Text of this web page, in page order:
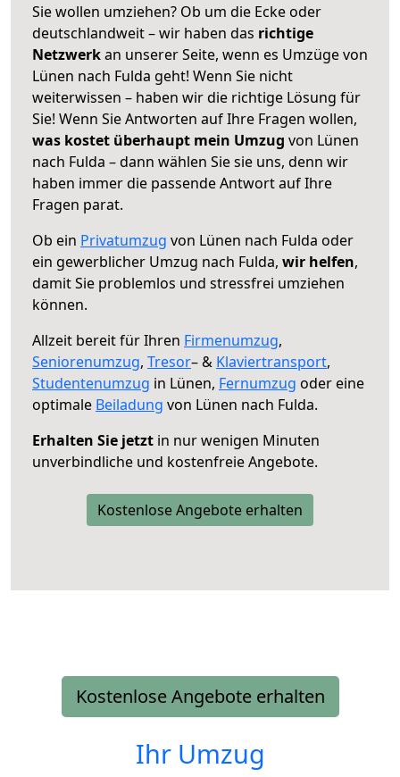
Sie wollen umziehen? Ob um die Ecke oder
deutschlandweit – wir haben das richtige
Netzwerkan unserer Seite, wenn es Umzüge von
Lünen nach Fulda geht! Wenn Sie nicht
weiterwissen – haben wir die richtige Lösung für
Sie! Wenn Sie Antworten auf Ihre Fragen wollen,
was kostet überhaupt mein Umzug von Lünen
nach Fulda – dann wählen Sie sie uns, denn wir
haben immer die passende Antwort auf Ihre
Fragen parat.
Ob ein Privatumzug von Lünen nach Fulda oder
ein gewerblicher Umzug nach Fulda, wir helfen,
damit Sie problemlos und stressfrei umziehen
können.
Allzeit bereit für Ihren Firmenumzug,
Seniorenumzug, Tresor– & Klaviertransport,
Studentenumzug in Lünen, Fernumzug oder eine
optimale Beiladung von Lünen nach Fulda.
Erhalten Sie jetzt in nur wenigen Minuten
unverbindliche und kostenfreie Angebote.
Kostenlose Angebote erhalten
Kostenlose Angebote erhalten
Ihr Umzug